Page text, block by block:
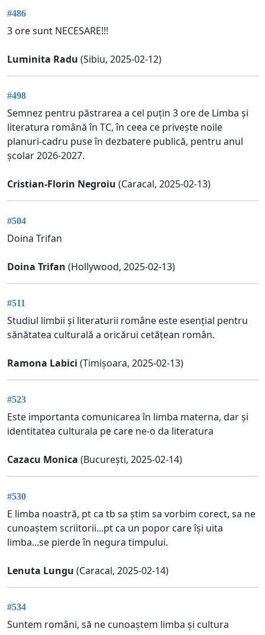
#486
3 ore sunt NECESARE!!!
Luminita Radu (Sibiu, 2025-02-12)
#498
Semnez pentru păstrarea a cel puțin 3 ore de Limba și
literatura română în TC, în ceea ce privește noile
planuri-cadru puse în dezbatere publică, pentru anul
școlar 2026-2027.
Cristian-Florin Negroiu (Caracal, 2025-02-13)
#504
Doina Trifan
Doina Trifan (Hollywood, 2025-02-13)
#511
Studiul limbii și literaturii române este esențial pentru
sănătatea culturală a oricărui cetățean român.
Ramona Labici (Timișoara, 2025-02-13)
#523
Este importanta comunicarea în limba materna, dar și
identitatea culturala pe care ne-o da literatura
Cazacu Monica (București, 2025-02-14)
#530
E limba noastră, pt ca tb sa știm sa vorbim corect, sa ne
cunoaștem scriitorii...pt ca un popor care își uita
limba...se pierde în negura timpului.
Lenuta Lungu (Caracal, 2025-02-14)
#534
Suntem români, să ne cunoaștem limba și cultura